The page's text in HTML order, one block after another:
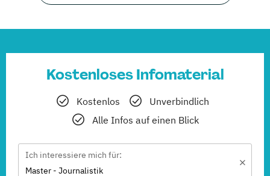
Kostenloses Infomaterial
Kostenlos
Unverbindlich
Alle Infos auf einen Blick
Ich interessiere mich für:
Master - Journalistik